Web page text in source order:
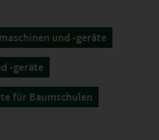
und -geräte
-geräte
für Baumschulen